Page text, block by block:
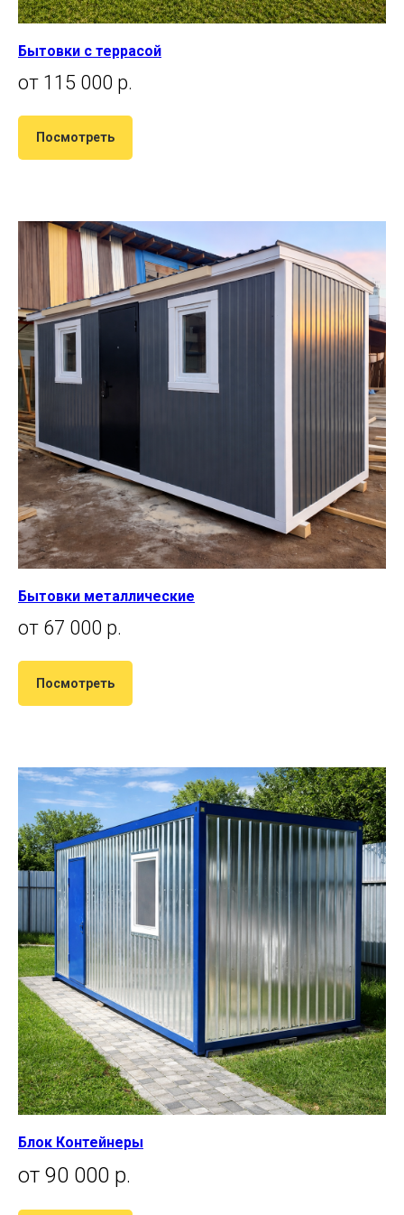
Бытовки с террасой
от 115 000 р.
Посмотреть
Бытовки металлические
от 67 000 р.
Посмотреть
Блок Контейнеры
от 90 000 р.